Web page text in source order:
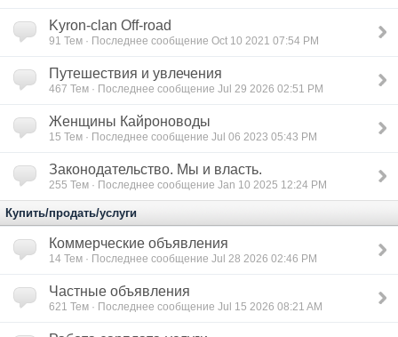
Kyron-clan Off-road
91 Тем · Последнее сообщение Oct 10 2021 07:54 PM
Путешествия и увлечения
467 Тем · Последнее сообщение Jul 29 2026 02:51 PM
Женщины Кайроноводы
15 Тем · Последнее сообщение Jul 06 2023 05:43 PM
Законодательство. Мы и власть.
255 Тем · Последнее сообщение Jan 10 2025 12:24 PM
Купить/продать/услуги
Коммерческие объявления
14 Тем · Последнее сообщение Jul 28 2026 02:46 PM
Частные объявления
621 Тем · Последнее сообщение Jul 15 2026 08:21 AM